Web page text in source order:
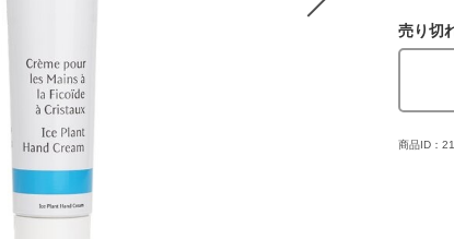
売り切
商品ID：